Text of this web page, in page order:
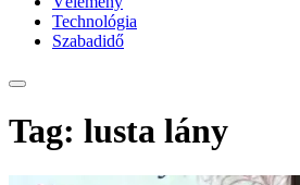
Technológia
Szabadidő
Tag: lusta lány